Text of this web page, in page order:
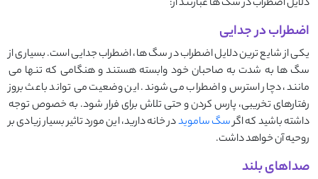
اضطراب در جدایی
یکی از شایع ‌ترین دلایل اضطراب در سگ ‌ها، اضطراب جدایی است. بسیاری از
سگ ‌ها به شدت به صاحبان خود وابسته هستند و هنگامی که تنها می‌
مانند، دچار استرس و اضطراب می ‌شوند. این وضعیت می‌ تواند باعث بروز
رفتارهای تخریبی، پارس کردن و حتی تلاش برای فرار شود. به خصوص توجه
داشته باشید که اگرسگ سامویددر خانه دارید، این مورد تاثیر بسیار زیادی بر
روحیه آن خواهد داشت.
صداهای بلند